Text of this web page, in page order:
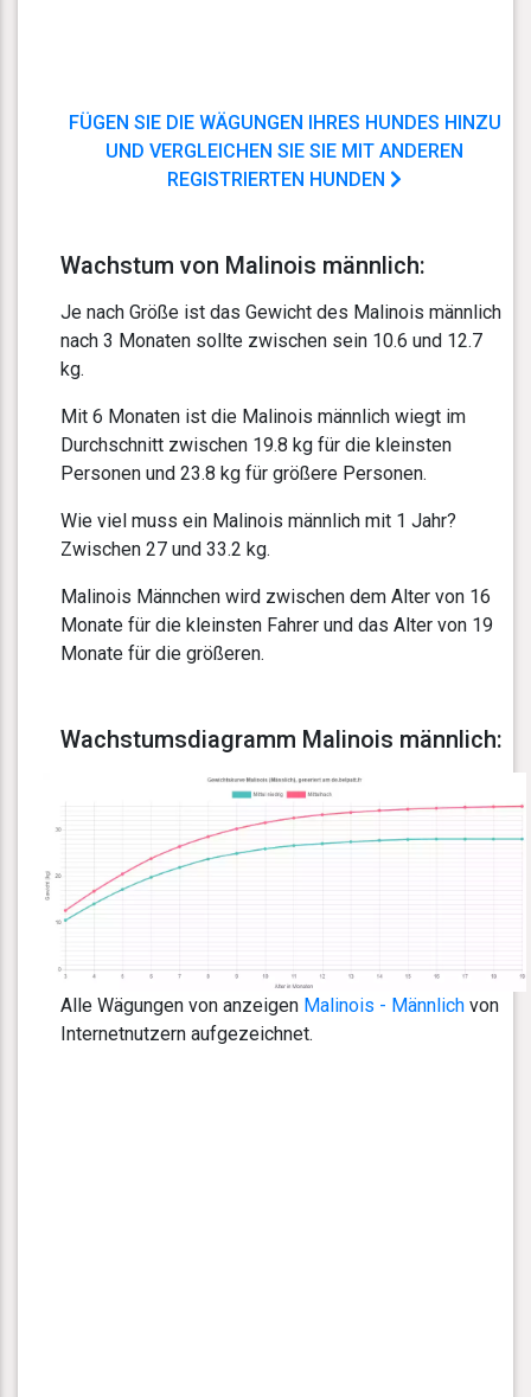
FÜGEN SIE DIE WÄGUNGEN IHRES HUNDES HINZU
UND VERGLEICHEN SIE SIE MIT ANDEREN
REGISTRIERTEN HUNDEN
Wachstum von Malinois männlich:
Je nach Größe ist das Gewicht des Malinois männlich
nach 3 Monaten sollte zwischen sein 10.6 und 12.7
kg.
Mit 6 Monaten ist die Malinois männlich wiegt im
Durchschnitt zwischen 19.8 kg für die kleinsten
Personen und 23.8 kg für größere Personen.
Wie viel muss ein Malinois männlich mit 1 Jahr?
Zwischen 27 und 33.2 kg.
Malinois Männchen wird zwischen dem Alter von 16
Monate für die kleinsten Fahrer und das Alter von 19
Monate für die größeren.
Wachstumsdiagramm Malinois männlich:
Alle Wägungen von anzeigen Malinois - Männlich von
Internetnutzern aufgezeichnet.